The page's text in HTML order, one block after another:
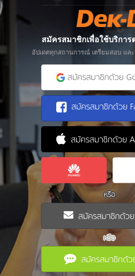
สมัครสมาชิกเพื่อใช้บริการ
อัปเดตทุกสถานการณ์ เตรียมสอบ แ
สมัครสมาชิกด้วย
สมัครสมาชิกด้วย
สมัครสมาชิกด้วย
หรือ
สมัครสมาชิกด้ว
หรือ
สมัครสมาชิกด้ว